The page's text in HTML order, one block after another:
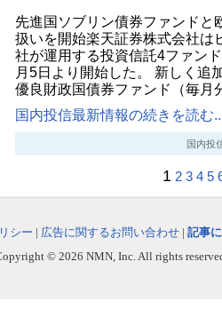
先進国ソブリン債券ファンドと
扱いを開始楽天証券株式会社は
社が運用する投資信託4ファン
月5日より開始した。 新しく追
優良財政国債券ファンド（毎
国内投信最新情報の続きを読む
国内投
1 2 3 4 5
シー | 広告に関するお問い合わせ | 記事
© 2026 NMN, Inc. All rights